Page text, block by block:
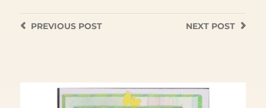
NEXT POST
PREVIOUSPOST